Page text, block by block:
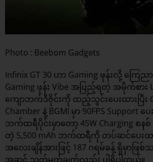
Photo : Beebom Gadgets
Infinix GT 30 ဟာ Gaming ဖုန်းလို့ ကြ
Gaming ဖုန်း Vibe အပြည့်ရတဲ့ အမိုက်စား
ကျောဘက်ဒီဇိုင်းကို ထည့်သွင်းပေးထားပြီး 6-
Chamber နဲ့ BGMI မှာ 90FPS Support
ဘက်ထရီပိုင်းမှာတော့ 45W Charging စန
တဲ့ 5,500 mAh ဘက်ထရီကို တပ်ဆင်ပေးထား
အလေးချိန်အားဖြင့် 187 ဂရမ်ခန့် ရှိမှာဖြစ်
အဆင့် သတ်မှတ်ချက်လည်း ပါရှိပါတယ်။